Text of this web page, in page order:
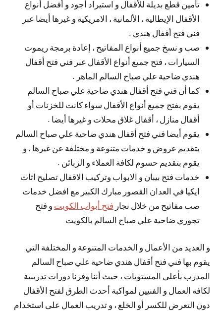
تأمين قطع بديلة للأقفال و استيراد أجود و أفضل أنواع
الأقفال الإيطالية ، الألمانية ، الامريكية و غيرها أيضا عبر
فني فتح أقفال هندي .
صب و نسخ جميع أنواع المفاتيح ، إعادة برمجة ريموت
السيارات ، فتح جميع أنواع الأقفال عبر فني فتح أقفال
هندي ضاحية علي صباح السالم الماهر .
كما أن فني فتح أقفال هندي ضاحية علي صباح السالم
يقوم بفتح جميع أنواع الأقفال سواء كانت للخزنات أو
أقفال منازل ، أقفال غلاق محلات و غيرها أيضا .
يقوم أيضا فني فتح أقفال هندي ضاحية علي صباح السالم
بتقديم عروض و خدمات متنوعة و مختلفة عن غيرها ، و
يقوم بتقديم حسوم لكافة العملاء و الزبائن .
خدمات فتح بيبان و الابواب وتركيب الاقفال تصليح اثاث
ايكيا في العدان القصور مبارك الكبير مع افضل خدمات
صب مفاتيح من خلال نجار فتح أبواب الكويت و فتح
تجوري ضاحية علي صباح السالم بالكويت
و العديد من الأعمال و الخدمات المتنوعة و المختلفة التي
يقوم بها فني فتح أقفال هندي ضاحية علي صباح السالم
المدرب بأعلى المستويات ، حيث أننا وفرنا دورات تدريبية
لكافة العمال و الفنيين لمواكبة أحدث الطرق لفتح الأقفال
دون التعرض للكسر أو الخلع ، و تدريب العمال على استخدام